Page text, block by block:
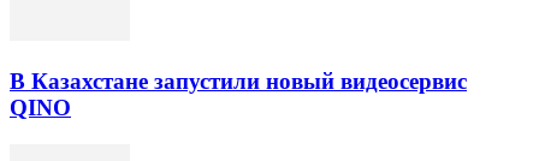
В Казахстане запустили новый видеосервис
QINO